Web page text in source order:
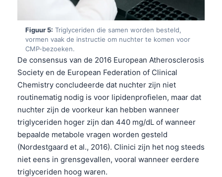
Figuur 5: Triglyceriden die samen worden besteld,
vormen vaak de instructie om nuchter te komen voor
CMP-bezoeken.
De consensus van de 2016 European Atherosclerosis
Society en de European Federation of Clinical
Chemistry concludeerde dat nuchter zijn niet
routinematig nodig is voor lipidenprofielen, maar dat
nuchter zijn de voorkeur kan hebben wanneer
triglyceriden hoger zijn dan 440 mg/dL of wanneer
bepaalde metabole vragen worden gesteld
(Nordestgaard et al., 2016). Clinici zijn het nog steeds
niet eens in grensgevallen, vooral wanneer eerdere
triglyceriden hoog waren.